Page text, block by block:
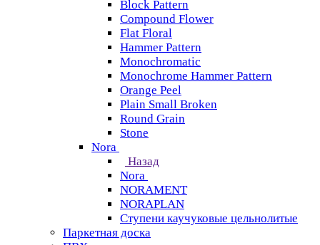
Block Pattern
Compound Flower
Flat Floral
Hammer Pattern
Monochromatic
Monochrome Hammer Pattern
Orange Peel
Plain Small Broken
Round Grain
Stone
Nora
Назад
Nora
NORAMENT
NORAPLAN
Ступени каучуковые цельнолитые
Паркетная доска